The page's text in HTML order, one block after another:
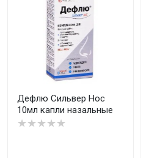
Дефлю Сильвер Нос
10мл капли назальные
★★★★★